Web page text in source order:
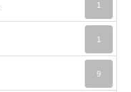
1
1
9